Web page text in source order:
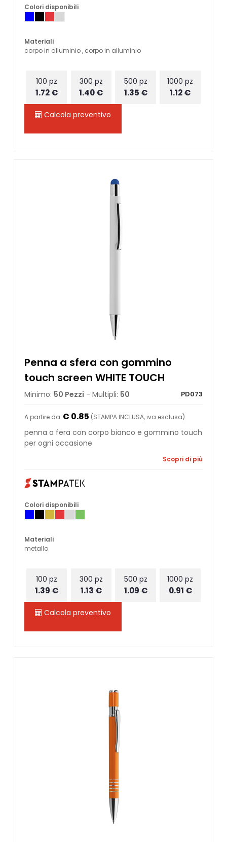
Colori disponibili
Materiali
corpo in alluminio , corpo in alluminio
100 pz
1.72 €
300 pz
1.40 €
500 pz
1.35 €
1000 pz
1.12 €
Calcola preventivo
Penna a sfera con gommino
touch screen WHITE TOUCH
Minimo: 50 Pezzi - Multipli: 50 PD073
A partire da € 0.85 (STAMPA INCLUSA, iva esclusa)
penna a fera con corpo bianco e gommino touch
per ogni occasione
Scopri di più
Colori disponibili
Materiali
metallo
100 pz
1.39 €
300 pz
1.13 €
500 pz
1.09 €
1000 pz
0.91 €
Calcola preventivo